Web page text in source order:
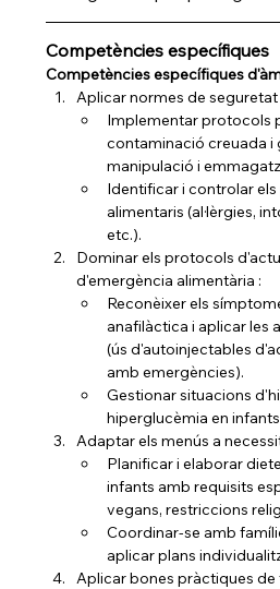
Competències específiques
Competències específiques
Aplicar normes de seguretat
Implementar protocols
contaminació creuada i
manipulació i
Identificar i controlar
alimentaris (al·lèrgies,
etc.).
Dominar els protocols
d'emergència alimentària :
Reconèixer els
anafilàctica i aplicar les
(ús d'autoinjectables
amb emergències).
Gestionar situacions
hiperglucèmia en
Adaptar els menús a
Planificar i elaborar
infants amb requisits
vegans, restriccions
Coordinar-se amb
aplicar plans
Aplicar bones pràctiques de